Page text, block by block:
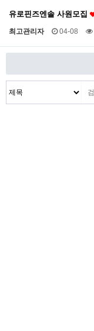
유로핀즈엔솔 사원모집
최고관리자 04-08